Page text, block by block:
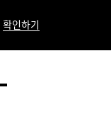
확인하기